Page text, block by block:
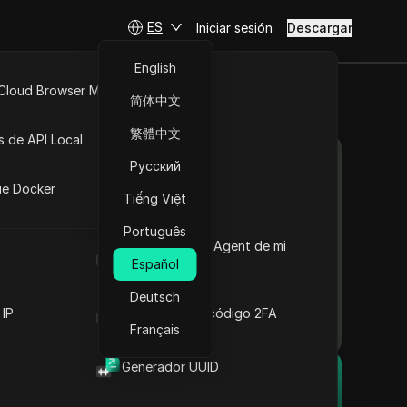
Cuál es el User Agent de mi
navegador
Generador de código 2FA
Generador UUID
Browser MCP
de API Local
Docker
ES
English
简体中文
繁體中文
Русский
Tiếng Việt
Português
Español
Deutsch
Français
Iniciar sesión Descargar
el
Contenido
Google Topics: una
completa
Información sobre la
funcionalidad de la API de
Google Topics
Características esenciales
de la API de temas
Explicación de la API de
Topics, las cookies de
terceros y FLoC
La importancia de la API
digital actual
El navegador anti-detección